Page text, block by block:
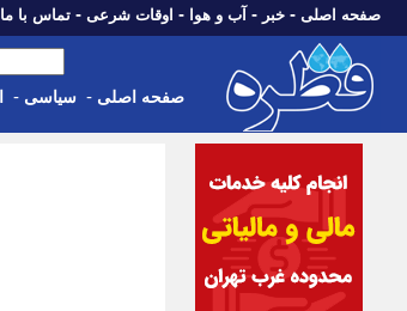
صفحه اصلی - خبر - آب و هوا - اوقات شرعی - تماس با ما
صفحه اصلی - سیاسی -